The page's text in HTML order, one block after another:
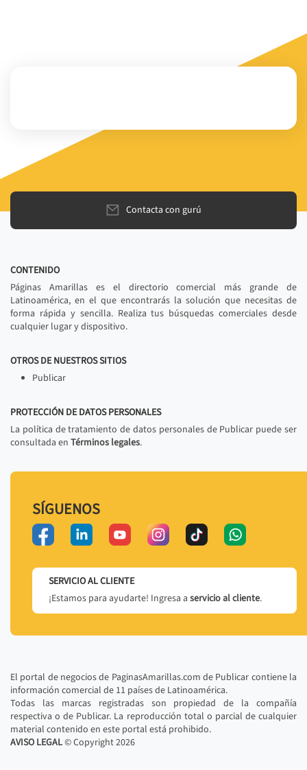
Contacta con gurú
CONTENIDO
Páginas Amarillas es el directorio comercial más grande de
Latinoamérica, en el que encontrarás la solución que necesitas de
forma rápida y sencilla. Realiza tus búsquedas comerciales desde
cualquier lugar y dispositivo.
OTROS DE NUESTROS SITIOS
Publicar
PROTECCIÓN DE DATOS PERSONALES
La política de tratamiento de datos personales de Publicar puede ser
consultada en Términos legales.
SÍGUENOS
SERVICIO AL CLIENTE
¡Estamos para ayudarte! Ingresa a servicio al cliente.
El portal de negocios de PaginasAmarillas.com de Publicar contiene la
información comercial de 11 países de Latinoamérica.
Todas las marcas registradas son propiedad de la compañía
respectiva o de Publicar. La reproducción total o parcial de cualquier
material contenido en este portal está prohibido.
AVISO LEGAL© Copyright2026